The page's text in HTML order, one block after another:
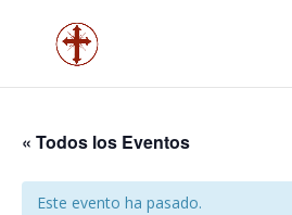
« Todos los Eventos
Este evento ha pasado.